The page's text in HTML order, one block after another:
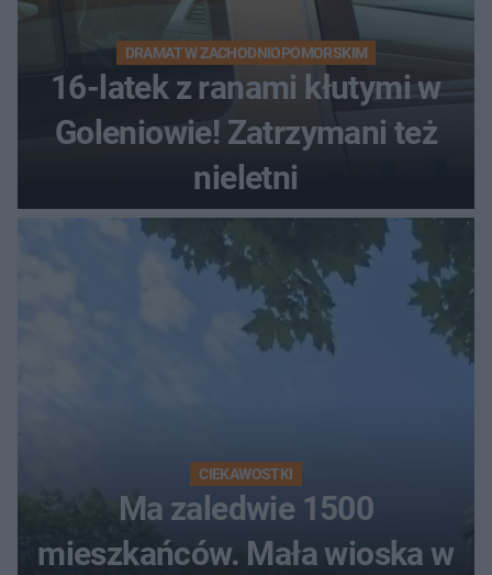
DRAMAT W ZACHODNIOPOMORSKIM
16-latek z ranami kłutymi w
Goleniowie! Zatrzymani też
nieletni
CIEKAWOSTKI
Ma zaledwie 1500
mieszkańców. Mała wioska w